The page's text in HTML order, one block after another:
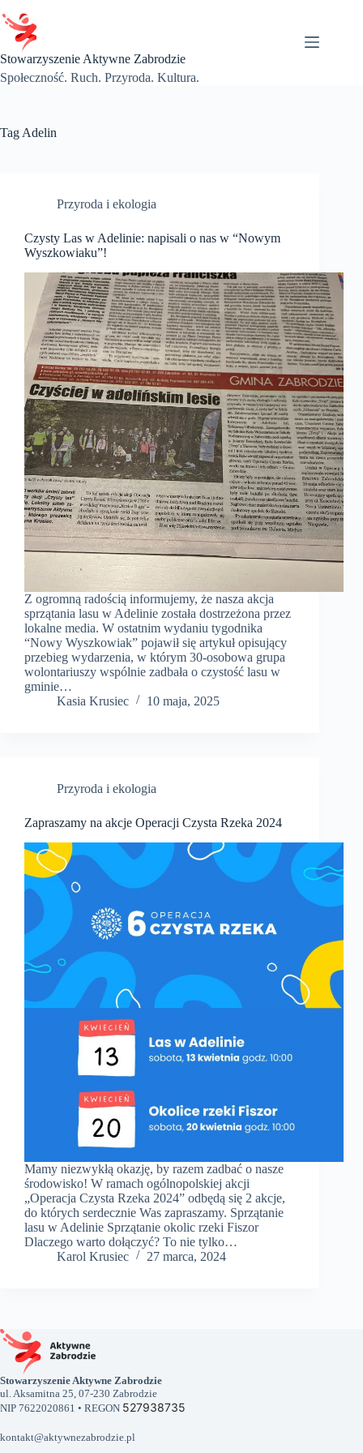
do
treści
Stowarzyszenie Aktywne Zabrodzie
Społeczność. Ruch. Przyroda. Kultura.
Tag Adelin
Przyroda i ekologia
Czysty Las w Adelinie: napisali o nas w “Nowym
Wyszkowiaku”!
Z ogromną radością informujemy, że nasza akcja
sprzątania lasu w Adelinie została dostrzeżona przez
lokalne media. W ostatnim wydaniu tygodnika
“Nowy Wyszkowiak” pojawił się artykuł opisujący
przebieg wydarzenia, w którym 30-osobowa grupa
wolontariuszy wspólnie zadbała o czystość lasu w
gminie…
Kasia Krusiec
10 maja, 2025
Przyroda i ekologia
Zapraszamy na akcje Operacji Czysta Rzeka 2024
Mamy niezwykłą okazję, by razem zadbać o nasze
środowisko! W ramach ogólnopolskiej akcji
„Operacja Czysta Rzeka 2024” odbędą się 2 akcje,
do których serdecznie Was zapraszamy. Sprzątanie
lasu w Adelinie Sprzątanie okolic rzeki Fiszor
Dlaczego warto dołączyć? To nie tylko…
Karol Krusiec
27 marca, 2024
Stowarzyszenie Aktywne Zabrodzie
ul. Aksamitna 25, 07-230 Zabrodzie
NIP 7622020861 • REGON 527938735
kontakt@aktywnezabrodzie.pl